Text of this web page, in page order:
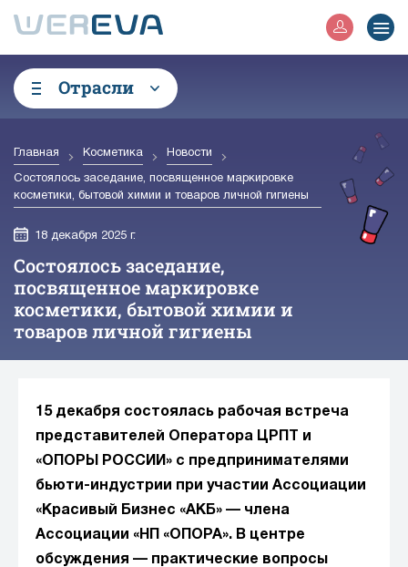
Отрасли
Главная Косметика Новости
Состоялось заседание, посвященное маркировке
косметики, бытовой химии и товаров личной гигиены
18 декабря 2025 г.
Состоялось заседание,
посвященное маркировке
косметики, бытовой химии и
товаров личной гигиены
15 декабря состоялась рабочая встреча
представителей Оператора ЦРПТ и
«ОПОРЫ РОССИИ» с предпринимателями
бьюти-индустрии при участии Ассоциации
«Красивый Бизнес «АКБ» — члена
Ассоциации «НП «ОПОРА». В центре
обсуждения — практические вопросы